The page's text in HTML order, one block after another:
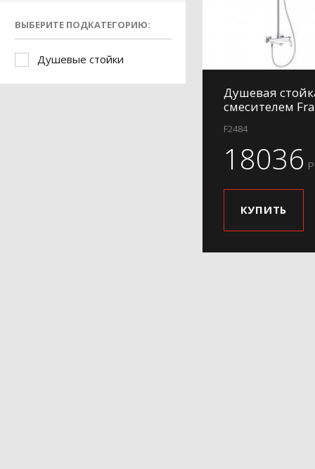
ВЫБЕРИТЕ ПОДКАТЕГОРИЮ:
Душевые стойки
Душевая
смесителем
F2484
18036
КУПИТЬ